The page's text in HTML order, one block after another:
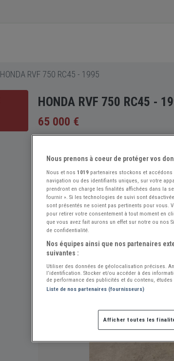
HONDA RVF 750 RC45 - 1995
HONDA RVF 750 RC45 -
65 000 €
Nous prenons à coeur de protéger vos
Nous et nos 1019 partenaires stockons et
navigation ou des identifiants uniques, sur votre
prendront en charge les finalités affichées dans la
fournir ». Si les technologies de suivi sont
sont présentés ne soient pas pertinents pour vous.
pour retirer votre consentement à tout moment en
que vous avez fait aurons un effet sur notre ou nos
de confidentialité.
Nos équipes ainsi que nos partenaires
suivantes :
Utiliser des données de géolocalisation précises.
l’identification. Stocker et/ou accéder à des
de performance des publicités et du contenu,
Liste de nos partenaires (fournisseurs)
Afficher toutes les